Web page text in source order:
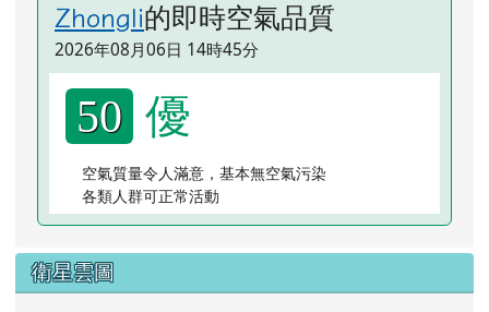
Zhongli的即時空氣品質
2026年08月06日 14時45分
50 優
空氣質量令人滿意，基本無空氣污染
各類人群可正常活動
衛星雲圖